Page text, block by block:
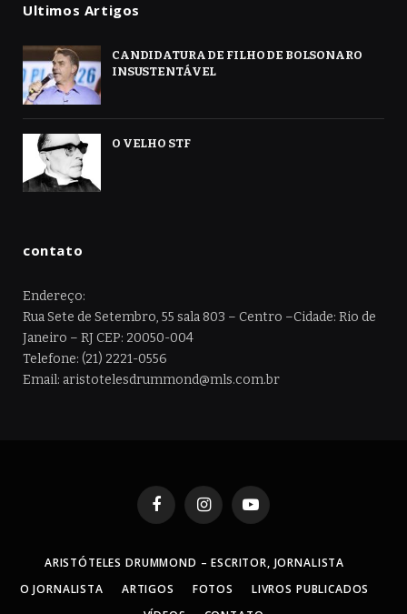
Ultimos Artigos
CANDIDATURA DE FILHO DE BOLSONARO
INSUSTENTÁVEL
O VELHO STF
contato
Endereço:
Rua Sete de Setembro, 55 sala 803 – Centro –Cidade: Rio de
Janeiro – RJ CEP: 20050-004
Telefone: (21) 2221-0556
Email: aristotelesdrummond@mls.com.br
FacebookInstagramYouTube
ARISTÓTELES DRUMMOND – ESCRITOR, JORNALISTA
O JORNALISTA
ARTIGOS FOTOS
LIVROS PUBLICADOS